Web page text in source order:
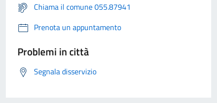
Chiama il comune 055.87941
Prenota un appuntamento
Problemi in città
Segnala disservizio